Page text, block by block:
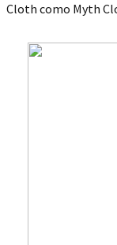
Cloth como Myth